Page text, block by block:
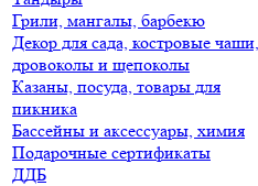
Грили, мангалы, барбекю
Декор для сада, костровые чаши,
дровоколы и щепоколы
Казаны, посуда, товары для
пикника
Бассейны и аксессуары, химия
Подарочные сертификаты
ДДБ